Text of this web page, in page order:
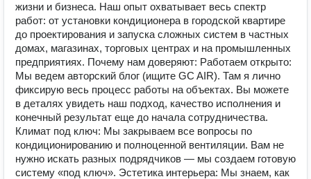
жизни и бизнеса. Наш опыт охватывает весь спектр
работ: от установки кондиционера в городской квартире
до проектирования и запуска сложных систем в частных
домах, магазинах, торговых центрах и на промышленных
предприятиях. Почему нам доверяют: Работаем открыто:
Мы ведем авторский блог (ищите GC AIR). Там я лично
фиксирую весь процесс работы на объектах. Вы можете
в деталях увидеть наш подход, качество исполнения и
конечный результат еще до начала сотрудничества.
Климат под ключ: Мы закрываем все вопросы по
кондиционированию и полноценной вентиляции. Вам не
нужно искать разных подрядчиков — мы создаем готовую
систему «под ключ». Эстетика интерьера: Мы знаем, как